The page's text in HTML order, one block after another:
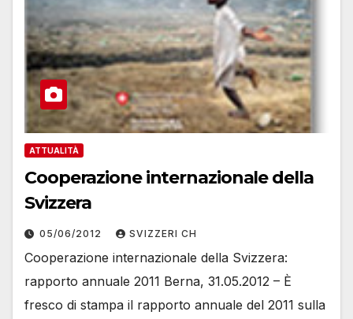
ATTUALITÀ
Cooperazione internazionale della
Svizzera
05/06/2012 SVIZZERI CH
Cooperazione internazionale della Svizzera:
rapporto annuale 2011 Berna, 31.05.2012 – È
fresco di stampa il rapporto annuale del 2011 sulla